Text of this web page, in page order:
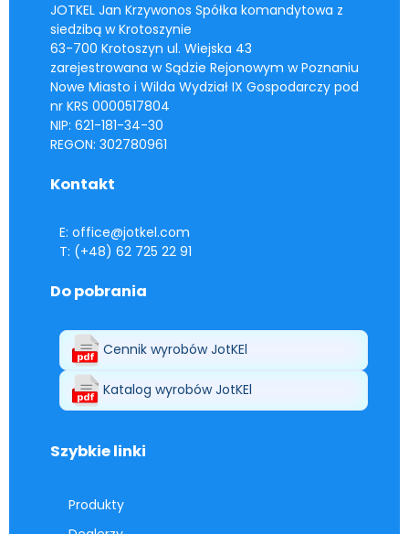
JOTKEL Jan Krzywonos Spółka komandytowa z
siedzibą w Krotoszynie
63-700 Krotoszyn ul. Wiejska 43
zarejestrowana w Sądzie Rejonowym w Poznaniu
Nowe Miasto i Wilda Wydział IX Gospodarczy pod
nr KRS 0000517804
NIP: 621-181-34-30
REGON: 302780961
Kontakt
E: office@jotkel.com
T: (+48) 62 725 22 91
Do pobrania
Cennik wyrobów JotKEl
Katalog wyrobów JotKEl
Szybkie linki
Produkty